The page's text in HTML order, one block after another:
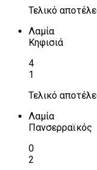
Τελικό
Λαμία
Κηφισιά
4
1
Τελικό
Λαμία
Πανσερραϊκός
0
2